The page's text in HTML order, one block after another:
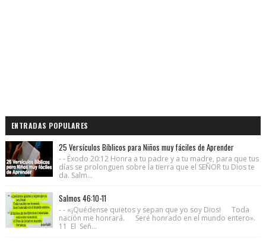
ENTRADAS POPULARES
25 Versículos Bíblicos para Niños muy fáciles de Aprender
- - Éxodo 20:12 Honra a tu padre y a tu madre, para que tus
días se prolonguen sobre la tierra que el SEÑOR tu Dios te
da. Salm...
Salmos 46:10-11
- - «¡Quédense quietos y sepan que yo soy Dios! Toda
nación me honrará. Seré honrado en el mundo entero».
11 El Señ...